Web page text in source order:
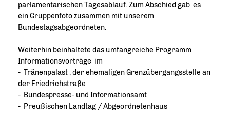
parlamentarischen Tagesablauf. Zum Abschied gab es
ein Gruppenfoto zusammen mit unserem
Bundestagsabgeordneten.
Weiterhin beinhaltete das umfangreiche Programm
Informationsvorträge im
- Tränenpalast , der ehemaligen Grenzübergangsstelle an
der Friedrichstraße
- Bundespresse- und Informationsamt
- Preußischen Landtag / Abgeordnetenhaus